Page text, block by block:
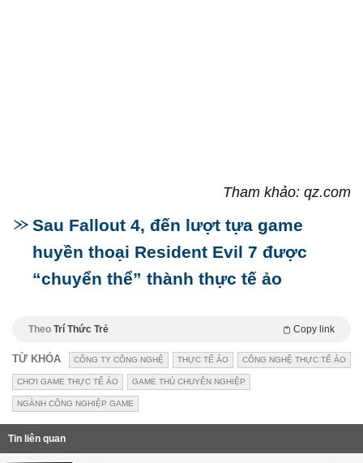
Tham khảo: qz.com
Sau Fallout 4, đến lượt tựa game
huyền thoại Resident Evil 7 được
“chuyển thể” thành thực tế ảo
Theo Trí Thức Trẻ Copy link
TỪ KHÓA CÔNG TY CÔNG NGHỆ THỰC TẾ ẢO CÔNG NGHỆ THỰC TẾ ẢO
CHƠI GAME THỰC TẾ ẢO GAME THỦ CHUYÊN NGHIỆP
NGÀNH CÔNG NGHIỆP GAME
Tin liên quan